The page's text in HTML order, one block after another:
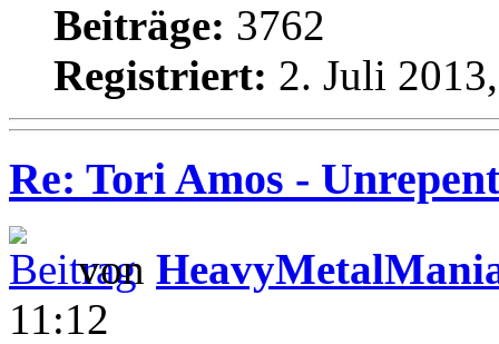
Beiträge: 3762
Registriert: 2. Juli
Re: Tori Amos -
von
11:12